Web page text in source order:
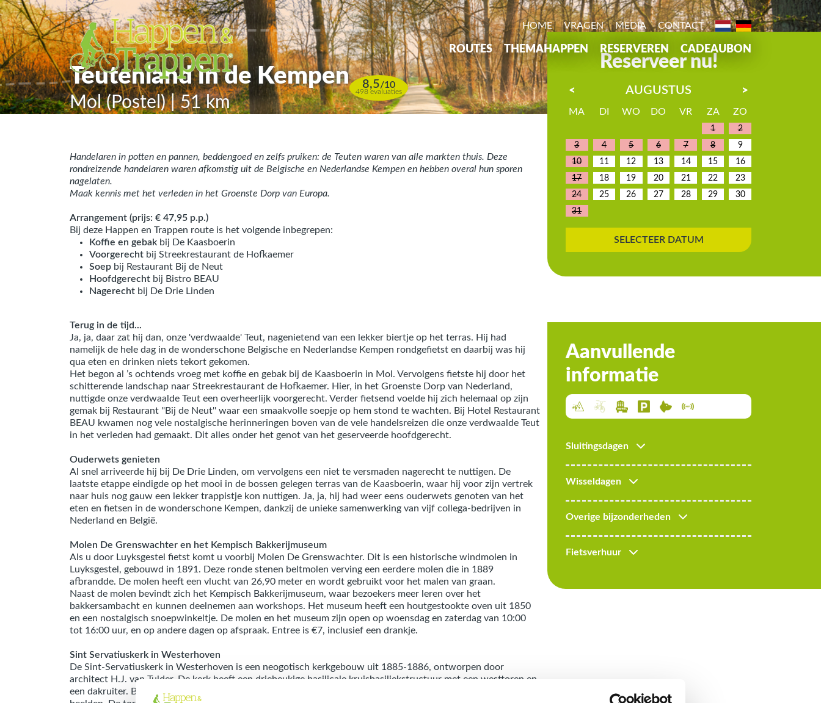
HOME VRAGEN MEDIA CONTACT
ROUTES THEMAHAPPEN RESERVEREN CADEAUBON
Teutenland in de Kempen
Mol (Postel) | 51 km
8,5/10
498 evaluaties
Handelaren in potten en pannen, beddengoed en zelfs pruiken: de Teuten waren van alle markten thuis. Deze
rondreizende handelaren waren afkomstig uit de Belgische en Nederlandse Kempen en hebben overal hun sporen
nagelaten.
Maak kennis met het verleden in het Groenste Dorp van Europa.
Arrangement (prijs: € 47,95 p.p.)
Bij deze Happen en Trappen route is het volgende inbegrepen:
Koffie en gebak bij De Kaasboerin
Voorgerecht bij Streekrestaurant de Hofkaemer
Soep bij Restaurant Bij de Neut
Hoofdgerecht bij Bistro BEAU
Nagerecht bij De Drie Linden
Terug in de tijd...
Ja, ja, daar zat hij dan, onze 'verdwaalde' Teut, nagenietend van een lekker biertje op het terras. Hij had
namelijk de hele dag in de wonderschone Belgische en Nederlandse Kempen rondgefietst en daarbij was hij
qua eten en drinken niets tekort gekomen.
Het begon al ’s ochtends vroeg met koffie en gebak bij de Kaasboerin in Mol. Vervolgens fietste hij door het
schitterende landschap naar Streekrestaurant de Hofkaemer. Hier, in het Groenste Dorp van Nederland,
nuttigde onze verdwaalde Teut een overheerlijk voorgerecht. Verder fietsend voelde hij zich helemaal op zijn
gemak bij Restaurant ''Bij de Neut'' waar een smaakvolle soepje op hem stond te wachten. Bij Hotel Restaurant
BEAU kwamen nog vele nostalgische herinneringen boven van de vele handelsreizen die onze verdwaalde Teut
in het verleden had gemaakt. Dit alles onder het genot van het geserveerde hoofdgerecht.
Ouderwets genieten
Al snel arriveerde hij bij De Drie Linden, om vervolgens een niet te versmaden nagerecht te nuttigen. De
laatste etappe eindigde op het mooi in de bossen gelegen terras van de Kaasboerin, waar hij voor zijn vertrek
naar huis nog gauw een lekker trappistje kon nuttigen. Ja, ja, hij had weer eens ouderwets genoten van het
eten en fietsen in de wonderschone Kempen, dankzij de unieke samenwerking van vijf collega-bedrijven in
Nederland en België.
Molen De Grenswachter en het Kempisch Bakkerijmuseum
Als u door Luyksgestel fietst komt u voorbij Molen De Grenswachter. Dit is een historische windmolen in
Luyksgestel, gebouwd in 1891. Deze ronde stenen beltmolen verving een eerdere molen die in 1889
afbrandde. De molen heeft een vlucht van 26,90 meter en wordt gebruikt voor het malen van graan.
Naast de molen bevindt zich het Kempisch Bakkerijmuseum, waar bezoekers meer leren over het
bakkersambacht en kunnen deelnemen aan workshops. Het museum heeft een houtgestookte oven uit 1850
en een nostalgisch snoepwinkeltje. De molen en het museum zijn open op woensdag en zaterdag van 10:00
tot 16:00 uur, en op andere dagen op afspraak. Entree is €7, inclusief een drankje.
Sint Servatiuskerk in Westerhoven
De Sint-Servatiuskerk in Westerhoven is een neogotisch kerkgebouw uit 1885-1886, ontworpen door
architect H.J. van Tulder. De kerk heeft een driebeukige basilicale kruisbasiliekstructuur met een westtoren en
een dakruiter. Binnenin bevinden zich neogotische elementen, waaronder een hoogaltaar uit 1886 en diverse
Reserveer nu!
< AUGUSTUS >
MA DI WO DO VR ZA ZO
1
2
3
4 5 6 7 8
9
10
11 12 13 14 15
16
17
18 19 20 21 22
23
24
25 26 27 28 29
30
31
SELECTEER DATUM
Aanvullende
informatie
Sluitingsdagen
Wisseldagen
Overige bijzonderheden
Fietsverhuur